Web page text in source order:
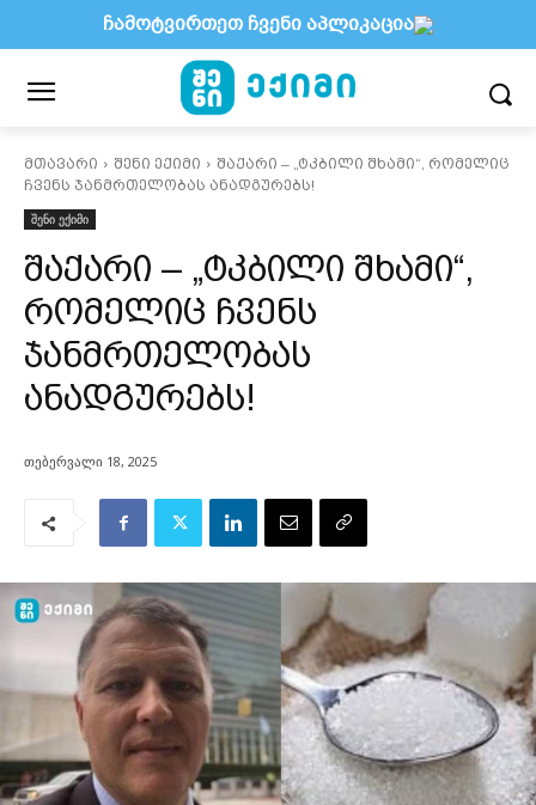
მთავარი შენი ექიმი
შაქარი – „ტკბილი შხამი“, რომელიც
ჩვენს ჯანმრთელობას ანადგურებს!
შენი ექიმი
შაქარი – „ტკბილი შხამი“,
რომელიც ჩვენს
ჯანმრთელობას
ანადგურებს!
თებერვალი 18, 2025
ჩამოტვირთეთ ჩვენი აპლიკაცია